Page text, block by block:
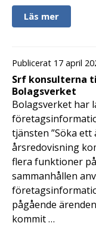
Läs mer
Publicerat 17 april
Srf konsulterna
Bolagsverket
Bolagsverket har
tjänsten ”Söka ett
årsredovisning
flera funktioner
sammanhållen
pågående
kommit …